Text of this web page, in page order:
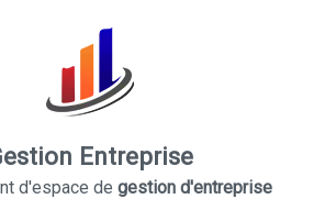
Entreprise
d'espace de gestion d'entreprise